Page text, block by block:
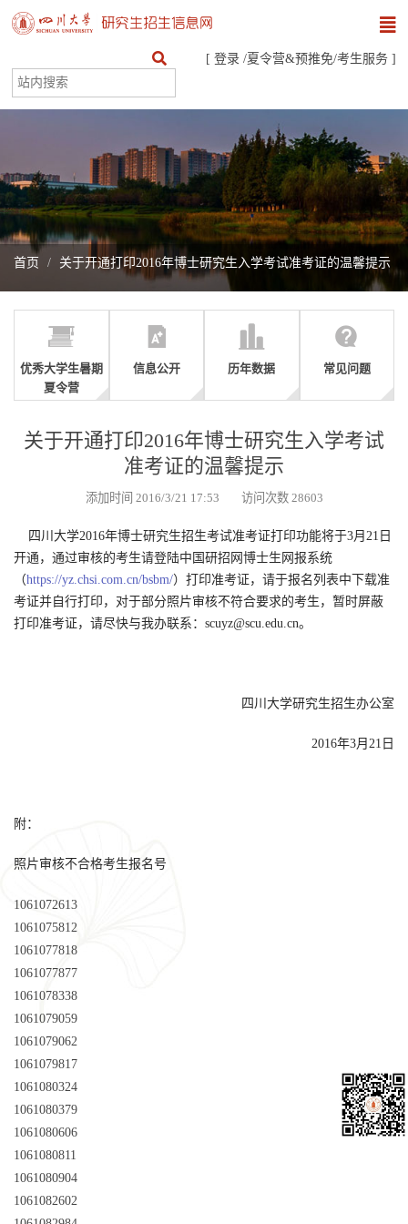
[ 登录 /夏令营&预推免/考生服务 ]
首页 关于开通打印2016年博士研究生入学考试准考证的温馨提示
优秀大学生暑期
夏令营
信息公开 历年数据 常见问题
关于开通打印2016年博士研究生入学考试
准考证的温馨提示
添加时间 2016/3/21 17:53 访问次数 28603
四川大学2016年博士研究生招生考试准考证打印功能将于3月21日
开通，通过审核的考生请登陆中国研招网博士生网报系统
（https://yz.chsi.com.cn/bsbm/）打印准考证，请于报名列表中下载准
考证并自行打印，对于部分照片审核不符合要求的考生，暂时屏蔽
打印准考证，请尽快与我办联系：scuyz@scu.edu.cn。
四川大学研究生招生办公室
2016年3月21日
附：
照片审核不合格考生报名号
1061072613
1061075812
1061077818
1061077877
1061078338
1061079059
1061079062
1061079817
1061080324
1061080379
1061080606
1061080811
1061080904
1061082602